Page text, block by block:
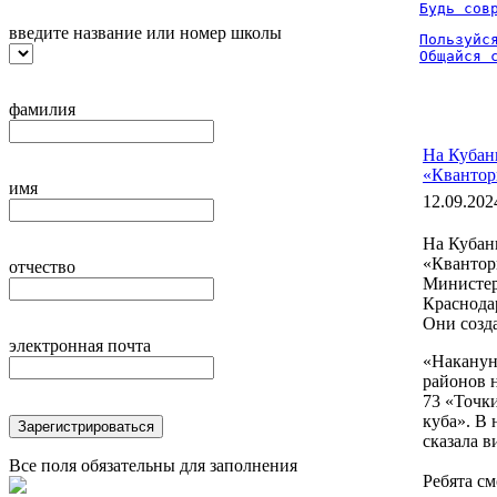
введите название или номер школы
фамилия
имя
отчество
электронная почта
Зарегистрироваться
Все поля обязательны для заполнения
Будь
Общайся
На
На
Они
районов
73
куба». В
сказала
Ребята